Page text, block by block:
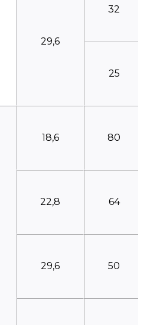
29,6
32
25
18,6 80
22,8 64
29,6 50